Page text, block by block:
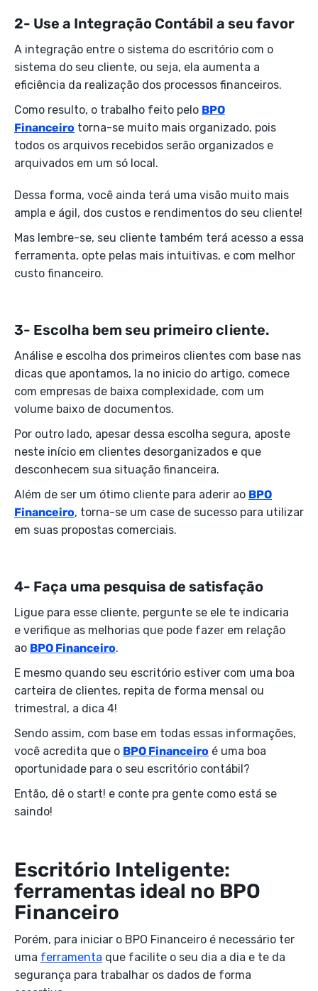
2- Use a Integração Contábil a seu favor
A integração entre o sistema do escritório com o
sistema do seu cliente, ou seja, ela aumenta a
eficiência da realização dos processos financeiros.
Como resulto, o trabalho feito pelo BPO
Financeiro torna-se muito mais organizado, pois
todos os arquivos recebidos serão organizados e
arquivados em um só local.
Dessa forma, você ainda terá uma visão muito mais
ampla e ágil, dos custos e rendimentos do seu cliente!
Mas lembre-se, seu cliente também terá acesso a essa
ferramenta, opte pelas mais intuitivas, e com melhor
custo financeiro.
3- Escolha bem seu primeiro cliente.
Análise e escolha dos primeiros clientes com base nas
dicas que apontamos, la no inicio do artigo, comece
com empresas de baixa complexidade, com um
volume baixo de documentos.
Por outro lado, apesar dessa escolha segura, aposte
neste início em clientes desorganizados e que
desconhecem sua situação financeira.
Além de ser um ótimo cliente para aderir ao BPO
Financeiro, torna-se um case de sucesso para utilizar
em suas propostas comerciais.
4- Faça uma pesquisa de satisfação
Ligue para esse cliente, pergunte se ele te indicaria
e verifique as melhorias que pode fazer em relação
ao BPO Financeiro.
E mesmo quando seu escritório estiver com uma boa
carteira de clientes, repita de forma mensal ou
trimestral, a dica 4!
Sendo assim, com base em todas essas informações,
você acredita que o BPO Financeiro é uma boa
oportunidade para o seu escritório contábil?
Então, dê o start! e conte pra gente como está se
saindo!
Escritório Inteligente:
ferramentas ideal no BPO
Financeiro
Porém, para iniciar o BPO Financeiro é necessário ter
uma ferramenta que facilite o seu dia a dia e te da
segurança para trabalhar os dados de forma